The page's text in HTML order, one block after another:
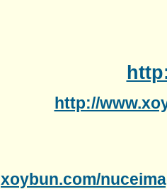
http://
xoybun.com/